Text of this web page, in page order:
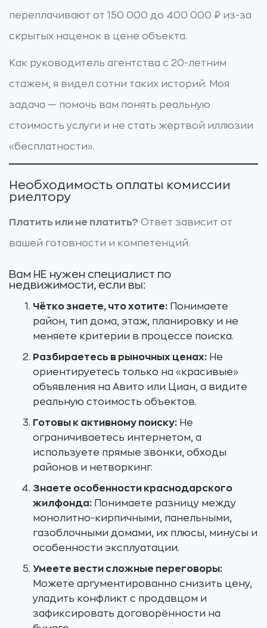
переплачивают от 150 000 до 400 000 ₽ из-за
скрытых наценок в цене объекта.
Как руководитель агентства с 20-летним
стажем, я видел сотни таких историй. Моя
задача — помочь вам понять реальную
стоимость услуги и не стать жертвой иллюзии
«бесплатности».
Необходимость оплаты комиссии
риелтору
Платить или не платить? Ответ зависит от
вашей готовности и компетенций.
Вам НЕ нужен специалист по
недвижимости, если вы:
Чётко знаете, что хотите: Понимаете
район, тип дома, этаж, планировку и не
меняете критерии в процессе поиска.
Разбираетесь в рыночных ценах: Не
ориентируетесь только на «красивые»
объявления на Авито или Циан, а видите
реальную стоимость объектов.
Готовы к активному поиску: Не
ограничиваетесь интернетом, а
используете прямые звонки, обходы
районов и нетворкинг.
Знаете особенности краснодарского
жилфонда: Понимаете разницу между
монолитно-кирпичными, панельными,
газоблочными домами, их плюсы, минусы и
особенности эксплуатации.
Умеете вести сложные переговоры:
Можете аргументированно снизить цену,
уладить конфликт с продавцом и
зафиксировать договорённости на